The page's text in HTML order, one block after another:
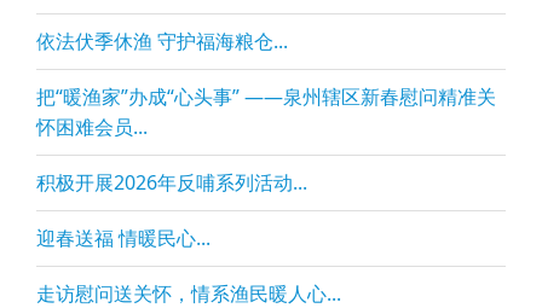
依法伏季休渔 守护福海粮仓...
把“暖渔家”办成“心头事” ——泉州辖区新春慰问精准关
怀困难会员...
积极开展2026年反哺系列活动...
迎春送福 情暖民心...
走访慰问送关怀，情系渔民暖人心...